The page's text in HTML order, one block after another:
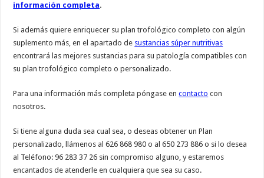
información completa.
Si además quiere enriquecer su plan trofológico completo con algún
suplemento más, en el apartado de sustancias súper nutritivas
encontrará las mejores sustancias para su patología compatibles con
su plan trofológico completo o personalizado.
Para una información más completa póngase encontacto con
nosotros.
Si tiene alguna duda sea cual sea, o deseas obtener un Plan
personalizado, llámenos al 626 868 980 o al 650 273 886 o si lo desea
al Teléfono: 96 283 37 26 sin compromiso alguno, y estaremos
encantados de atenderle en cualquiera que sea su caso.